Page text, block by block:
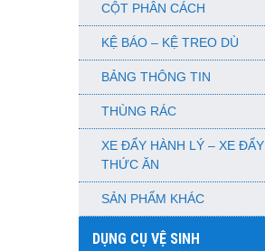
CỘT PHÂN CÁCH
KỆ BÁO – KỆ TREO DÙ
BẢNG THÔNG TIN
THÙNG RÁC
XE ĐẨY HÀNH LÝ – XE ĐẨY
THỨC ĂN
SẢN PHẨM KHÁC
DỤNG CỤ VỆ SINH